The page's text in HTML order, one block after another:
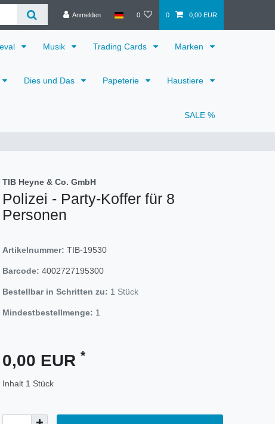
Anmelden 0 0 0,00 EUR
Musik Trading Cards Marken
Dies und Das Papeterie Haustiere
SALE %
TIB Heyne & Co. GmbH
Polizei - Party-Koffer für 8
Personen
Artikelnummer: TIB-19530
Barcode: 4002727195300
Bestellbar in Schritten zu: 1 Stück
Mindestbestellmenge: 1
0,00 EUR *
Inhalt 1 Stück